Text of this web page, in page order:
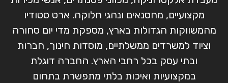
מקצועיים, מחסנאים ונהגי חלוקה. ארט סטודיו
מהמשווקות הגדולות בארץ, מספקת מדי יום סחורה
וציוד למשרדים ממשלתיים, מוסדות חינוך, חברות
ובתי עסק בכל רחבי הארץ. החברה דוגלת
במקצועיות ואיכות בלתי מתפשרת בתחום